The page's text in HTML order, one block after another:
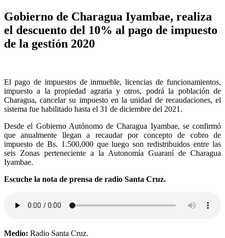
Gobierno de Charagua Iyambae, realiza
el descuento del 10% al pago de impuesto
de la gestión 2020
El pago de impuestos de inmueble, licencias de funcionamientos,
impuesto a la propiedad agraria y otros, podrá la población de
Charagua, cancelar su impuesto en la unidad de recaudaciones, el
sistema fue habilitado hasta el 31 de diciembre del 2021.
Desde el Gobierno Autónomo de Charagua Iyambae, se confirmó
que anualmente llegan a recaudar por concepto de cobro de
impuesto de Bs. 1.500,000 que luego son redistribuidos entre las
seis Zonas perteneciente a la Autonomía Guaraní de Charagua
Iyambae.
Escuche la nota de prensa de radio Santa Cruz.
Medio: Radio Santa Cruz.